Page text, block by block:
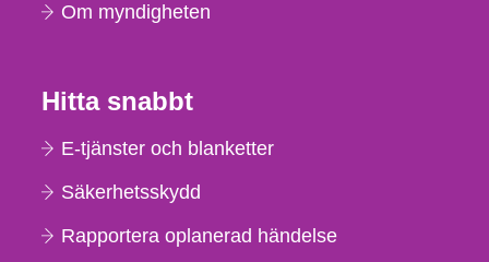
Om myndigheten
Hitta snabbt
E-tjänster och blanketter
Säkerhetsskydd
Rapportera oplanerad händelse